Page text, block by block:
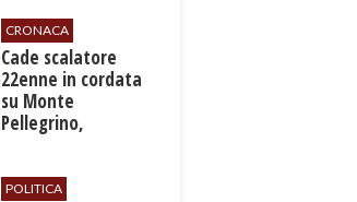
CRONACA
​Cade scalatore
22enne in cordata
su Monte
Pellegrino,
gamba
POLITICA